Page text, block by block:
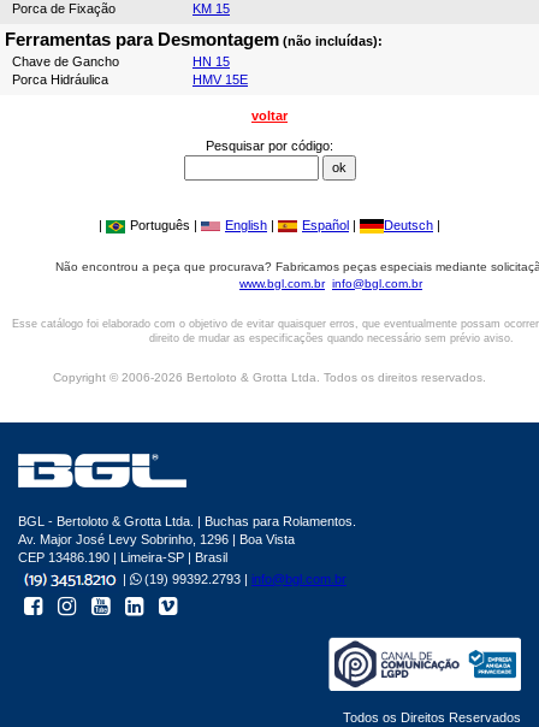
Porca de Fixação
KM 15
Ferramentas para Desmontagem (não incluídas):
Chave de Gancho
HN 15
Porca Hidráulica
HMV 15E
voltar
Pesquisar por código:
| Português | English | Español | Deutsch |
Não encontrou a peça que procurava? Fabricamos peças especiais mediante
www.bgl.com.br info@bgl.com.br
Esse catálogo foi elaborado com o objetivo de evitar quaisquer erros, que eventualmente possam
direito de mudar as especificações quando necessário sem prévio aviso.
Copyright © 2006-2026 Bertoloto & Grotta Ltda. Todos os direitos reservados.
BGL - Bertoloto & Grotta Ltda. | Buchas para Rolamentos.
Av. Major José Levy Sobrinho, 1296 | Boa Vista
CEP 13486.190 | Limeira-SP | Brasil
|
(19) 99392.2793 | info@bgl.com.br
Todos os Direitos Reservados